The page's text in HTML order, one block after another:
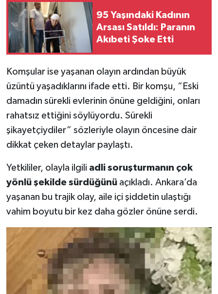
95 Yaşındaki Kadının
Arsası Satıldı: Paranın
Akıbeti Şoke Etti
Komşular ise yaşanan olayın ardından büyük
üzüntü yaşadıklarını ifade etti. Bir komşu, “Eski
damadın sürekli evlerinin önüne geldiğini, onları
rahatsız ettiğini söylüyordu. Sürekli
şikayetçiydiler” sözleriyle olayın öncesine dair
dikkat çeken detaylar paylaştı.
Yetkililer, olayla ilgili adli soruşturmanın çok
yönlü şekilde sürdüğünüaçıkladı. Ankara’da
yaşanan bu trajik olay, aile içi şiddetin ulaştığı
vahim boyutu bir kez daha gözler önüne serdi.